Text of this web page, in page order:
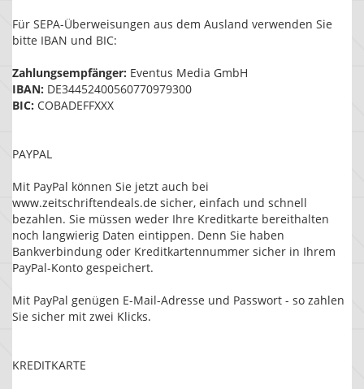
Für SEPA-Überweisungen aus dem Ausland verwenden Sie
bitte IBAN und BIC:
Zahlungsempfänger: Eventus Media GmbH
IBAN: DE34452400560770979300
BIC: COBADEFFXXX
PAYPAL
Mit PayPal können Sie jetzt auch bei
www.zeitschriftendeals.de sicher, einfach und schnell
bezahlen. Sie müssen weder Ihre Kreditkarte bereithalten
noch langwierig Daten eintippen. Denn Sie haben
Bankverbindung oder Kreditkartennummer sicher in Ihrem
PayPal-Konto gespeichert.
Mit PayPal genügen E-Mail-Adresse und Passwort - so zahlen
Sie sicher mit zwei Klicks.
KREDITKARTE